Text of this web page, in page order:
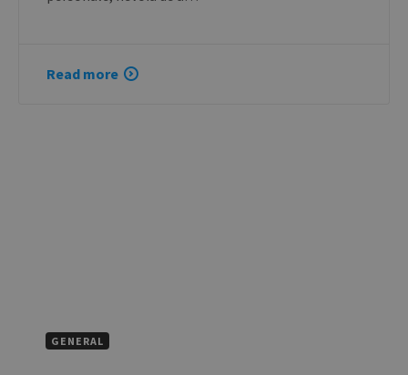
Read more
GENERAL